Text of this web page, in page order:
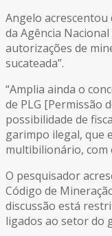
Angelo acrescentou
da Agência
autorizações de
sucateada”.
“Amplia ainda o
de PLG [Permissão
possibilidade de
garimpo ilegal, que
multibilionário, com
O pesquisador
Código de
discussão está
ligados ao setor do